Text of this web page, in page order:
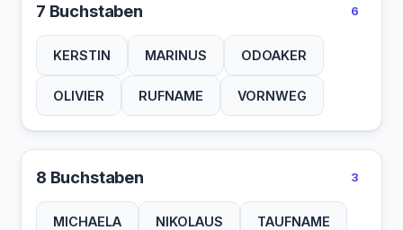
7 Buchstaben 6
KERSTIN MARINUS ODOAKER
OLIVIER RUFNAME VORNWEG
8 Buchstaben 3
MICHAELA NIKOLAUS TAUFNAME